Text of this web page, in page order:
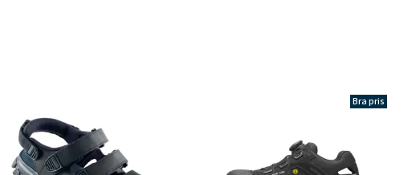
Bra pris